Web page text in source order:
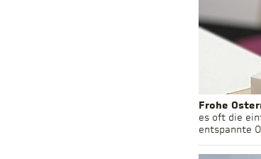
Frohe
es oft die
entspannte